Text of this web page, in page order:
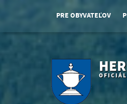
PRE OBYVATEĽOV